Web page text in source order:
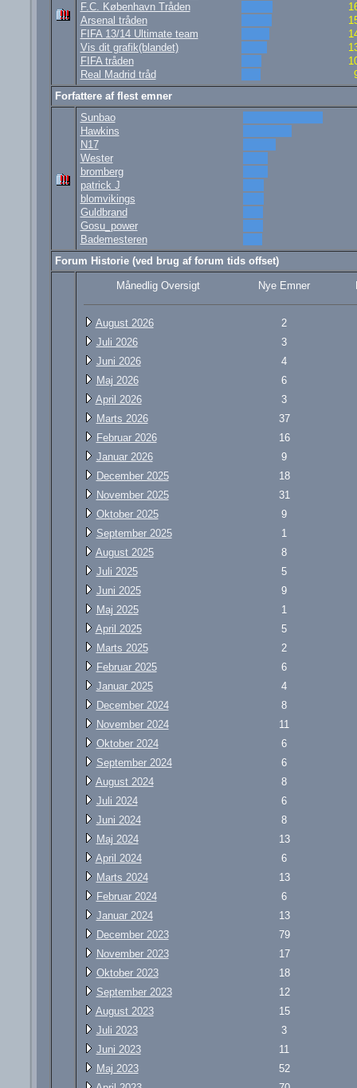
F.C. København Tråden
Arsenal tråden
FIFA 13/14 Ultimate team
Vis dit grafik(blandet)
FIFA tråden
Real Madrid tråd
Forfattere af flest emner
Sunbao
Hawkins
N17
Wester
bromberg
patrick J
blomvikings
Guldbrand
Gosu_power
Bademesteren
Forum Historie (ved brug af forum tids offset)
Månedlig Oversigt Nye Emner
August 2026
2
Juli 2026
3
Juni 2026
4
Maj 2026
6
April 2026
3
Marts 2026
37
Februar 2026
16
Januar 2026
9
December 2025
18
November 2025
31
Oktober 2025
9
September 2025
1
August 2025
8
Juli 2025
5
Juni 2025
9
Maj 2025
1
April 2025
5
Marts 2025
2
Februar 2025
6
Januar 2025
4
December 2024
8
November 2024
11
Oktober 2024
6
September 2024
6
August 2024
8
Juli 2024
6
Juni 2024
8
Maj 2024
13
April 2024
6
Marts 2024
13
Februar 2024
6
Januar 2024
13
December 2023
79
November 2023
17
Oktober 2023
18
September 2023
12
August 2023
15
Juli 2023
3
Juni 2023
11
Maj 2023
52